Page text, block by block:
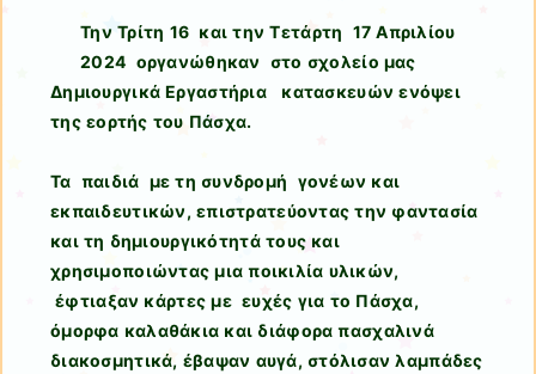
Την Τρίτη 16 και την Τετάρτη 17 Απριλίου
2024 οργανώθηκαν στο σχολείο μας
Δημιουργικά Εργαστήρια κατασκευών ενόψει
της εορτής του Πάσχα.
Τα παιδιά με τη συνδρομή γονέων και
εκπαιδευτικών, επιστρατεύοντας την φαντασία
και τη δημιουργικότητά τους και
χρησιμοποιώντας μια ποικιλία υλικών,
έφτιαξαν κάρτες με ευχές για το Πάσχα,
όμορφα καλαθάκια και διάφορα πασχαλινά
διακοσμητικά, έβαψαν αυγά, στόλισαν λαμπάδες